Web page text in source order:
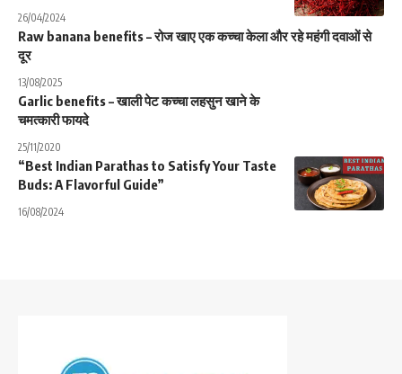
26/04/2024
Raw banana benefits – रोज खाए एक कच्चा केला और रहे महंगी दवाओं से
दूर
13/08/2025
Garlic benefits – खाली पेट कच्चा लहसुन खाने के
चमत्कारी फायदे
25/11/2020
“Best Indian Parathas to Satisfy Your Taste
Buds: A Flavorful Guide”
16/08/2024